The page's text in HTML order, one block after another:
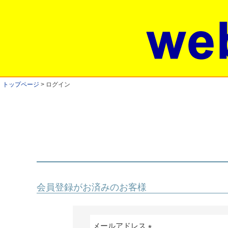
トップページ ログイン
会員登録がお済みのお客様
メールアドレス